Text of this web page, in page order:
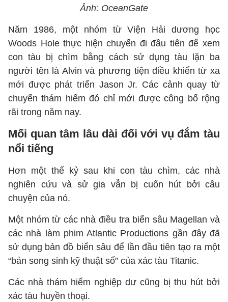
Ảnh: OceanGate
Năm 1986, một nhóm từ Viện Hải dương học
Woods Hole thực hiện chuyến đi đầu tiên để xem
con tàu bị chìm bằng cách sử dụng tàu lặn ba
người tên là Alvin và phương tiện điều khiển từ xa
mới được phát triển Jason Jr. Các cảnh quay từ
chuyến thám hiểm đó chỉ mới được công bố rộng
rãi trong năm nay.
Mối quan tâm lâu dài đối với vụ đắm tàu
​​nổi tiếng
Hơn một thế kỷ sau khi con tàu chìm, các nhà
nghiên cứu và sử gia vẫn bị cuốn hút bởi câu
chuyện của nó.
Một nhóm từ các nhà điều tra biển sâu Magellan và
các nhà làm phim Atlantic Productions gần đây đã
sử dụng bản đồ biển sâu để lần đầu tiên tạo ra một
“bản song sinh kỹ thuật số” của xác tàu Titanic.
Các nhà thám hiểm nghiệp dư cũng bị thu hút bởi
xác tàu huyền thoại.